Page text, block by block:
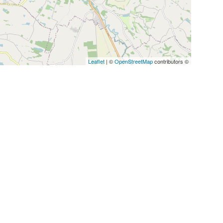
Leaflet | ©OpenStreetMapcontributors ©